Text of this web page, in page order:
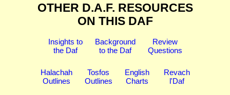
OTHER D.A.F. RESOURCES
ON THIS DAF
Insights to
the Daf
Background
to the Daf
Review
Questions
Halachah
Outlines
Tosfos
Outlines
English
Charts
Revach
l'Daf